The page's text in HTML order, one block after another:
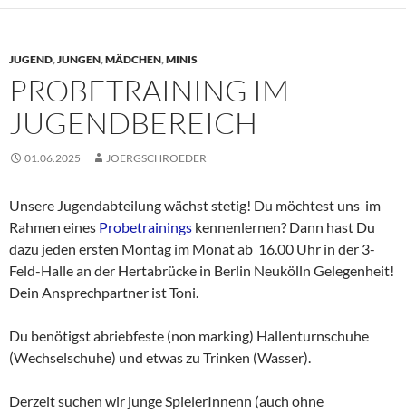
JUGEND,JUNGEN,MÄDCHEN,MINIS
PROBETRAINING IM
JUGENDBEREICH
01.06.2025 JOERGSCHROEDER
Unsere Jugendabteilung wächst stetig! Du möchtest uns im
Rahmen eines Probetrainings kennenlernen? Dann hast Du
dazu jeden ersten Montag im Monat ab 16.00 Uhr in der 3-
Feld-Halle an der Hertabrücke in Berlin Neukölln Gelegenheit!
Dein Ansprechpartner ist Toni.
Du benötigst abriebfeste (non marking) Hallenturnschuhe
(Wechselschuhe) und etwas zu Trinken (Wasser).
Derzeit suchen wir junge SpielerInnenn (auch ohne